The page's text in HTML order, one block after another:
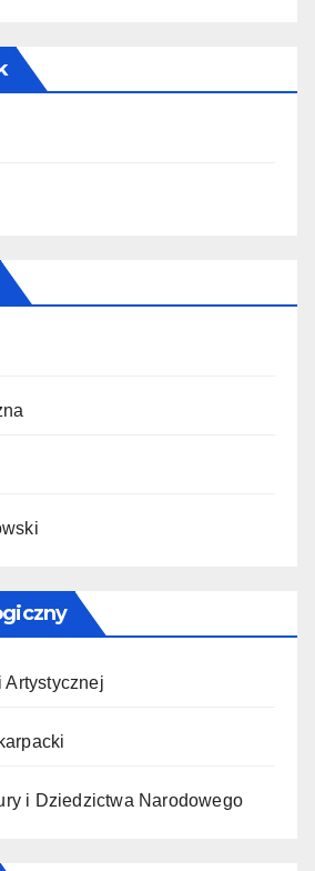
Artystycznej
i Dziedzictwa Narodowego